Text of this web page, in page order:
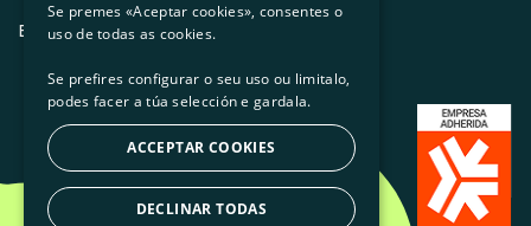
Trabaja con nosotros
ES CAGLEU
Se premes «Aceptar cookies», consentes o
uso de todas as cookies.
Se prefires configurar o seu uso ou limitalo,
podes facer a túa selección e gardala.
ACCEPTAR COOKIES
DECLINAR TODAS